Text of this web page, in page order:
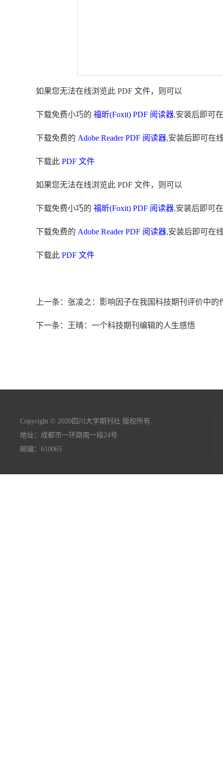
如果您无法在线浏览此 PDF 文件，则可以
下载免费小巧的 福昕(Foxit) PDF 阅读器,安装后即可
下载免费的 Adobe Reader PDF 阅读器,安装后即可在
下载此 PDF 文件
如果您无法在线浏览此 PDF 文件，则可以
下载免费小巧的 福昕(Foxit) PDF 阅读器,安装后即可
下载免费的 Adobe Reader PDF 阅读器,安装后即可在
下载此 PDF 文件
上一条：张凌之：影响因子在我国科技期刊评价中的
下一条：王晴：一个科技期刊编辑的人生感悟
Copyright © 2020四川大学期刊社 版权所有.
地址：成都市一环路南一段24号
邮编：610065